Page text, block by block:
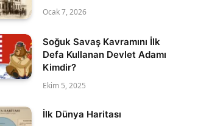
Ocak 7, 2026
Soğuk Savaş Kavramını İlk
Defa Kullanan Devlet Adamı
Kimdir?
Ekim 5, 2025
İlk Dünya Haritası